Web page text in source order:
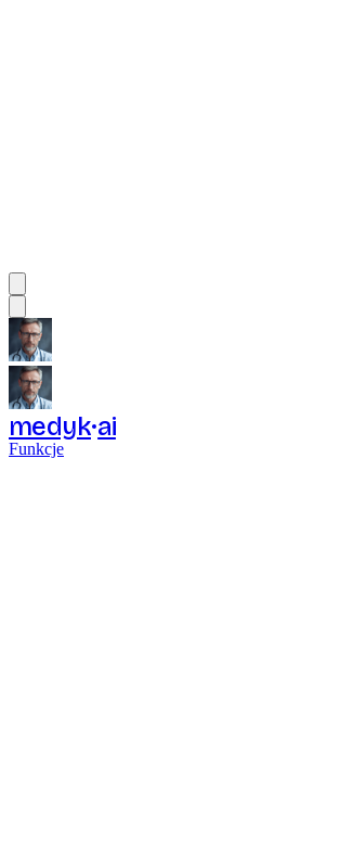
medyk ai
Funkcje